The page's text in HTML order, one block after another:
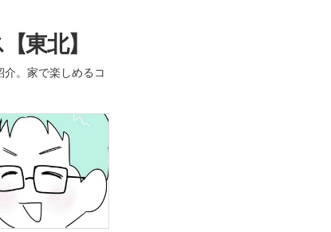
東北】
。家で楽しめるコ